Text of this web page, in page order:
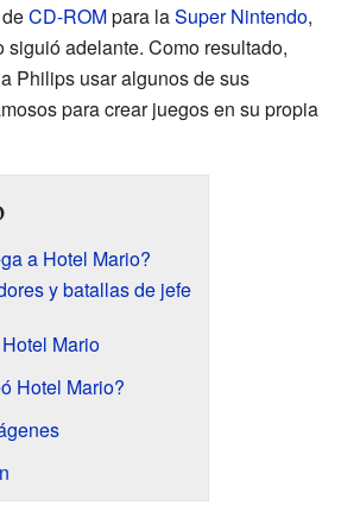
CD-ROMpara laSuper Nintendo,
siguió adelante. Como resultado,
Philips usar algunos de sus
para crear juegos en su propia
a Hotel Mario?
y batallas de jefe
Mario
Hotel Mario?